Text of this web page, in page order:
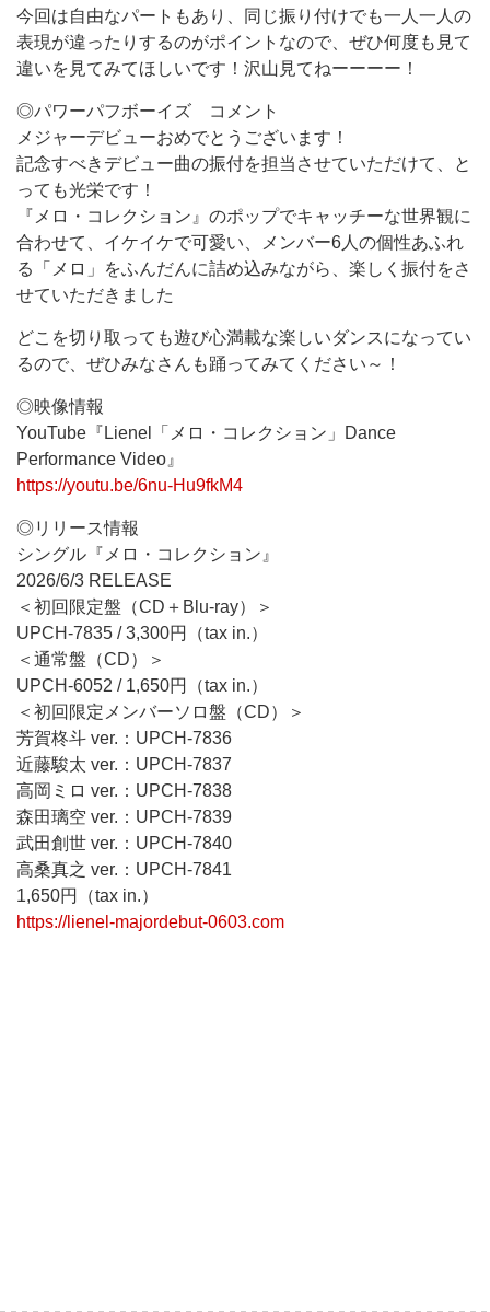
今回は自由なパートもあり、同じ振り付けでも一人一人の
表現が違ったりするのがポイントなので、ぜひ何度も見て
違いを見てみてほしいです！沢山見てねーーーー！
◎パワーパフボーイズ コメント
メジャーデビューおめでとうございます！
記念すべきデビュー曲の振付を担当させていただけて、と
っても光栄です！
『メロ・コレクション』のポップでキャッチーな世界観に
合わせて、イケイケで可愛い、メンバー6人の個性あふれ
る「メロ」をふんだんに詰め込みながら、楽しく振付をさ
せていただきました
どこを切り取っても遊び心満載な楽しいダンスになってい
るので、ぜひみなさんも踊ってみてください～！
◎映像情報
YouTube『Lienel「メロ・コレクション」Dance
Performance Video』
https://youtu.be/6nu-Hu9fkM4
◎リリース情報
シングル『メロ・コレクション』
2026/6/3 RELEASE
＜初回限定盤（CD＋Blu-ray）＞
UPCH-7835 / 3,300円（tax in.）
＜通常盤（CD）＞
UPCH-6052 / 1,650円（tax in.）
＜初回限定メンバーソロ盤（CD）＞
芳賀柊斗 ver.：UPCH-7836
近藤駿太 ver.：UPCH-7837
高岡ミロ ver.：UPCH-7838
森田璃空 ver.：UPCH-7839
武田創世 ver.：UPCH-7840
高桑真之 ver.：UPCH-7841
1,650円（tax in.）
https://lienel-majordebut-0603.com